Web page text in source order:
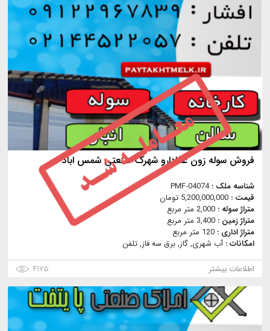
فروش سوله زون غذادارو شهرک صنعتی شمس اباد
شناسه ملک :PMF-04074
قیمت : 5,200,000,000 تومان
متراژ سوله : 2,000 متر مربع
متراژ زمین : 3,400 متر مربع
متراژ اداری : 120 متر مربع
امکانات :آب شهری, گاز, برق سه فاز, تلفن
اطلاعات بیشتر
۴۱۷۵